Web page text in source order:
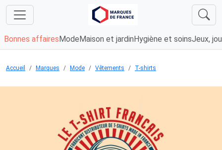
Bonnes affaires Mode Maison et jardin Hygiène et soinsJeux,
Accueil Marques Mode Vêtements T-shirts